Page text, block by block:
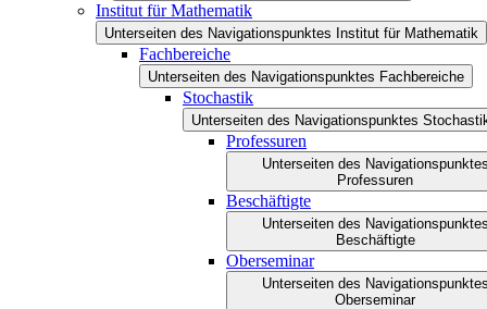
Institut für Mathematik
Unterseiten des Navigationspunktes Institut für Mathematik
Fachbereiche
Unterseiten des Navigationspunktes Fachbereiche
Stochastik
Unterseiten des Navigationspunktes
Professuren
Unterseiten des
Professuren
Beschäftigte
Unterseiten des
Beschäftigte
Oberseminar
Unterseiten des
Oberseminar